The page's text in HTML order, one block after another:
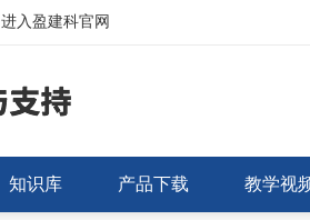
进入盈建科官网
知识库 产品下载 教学视